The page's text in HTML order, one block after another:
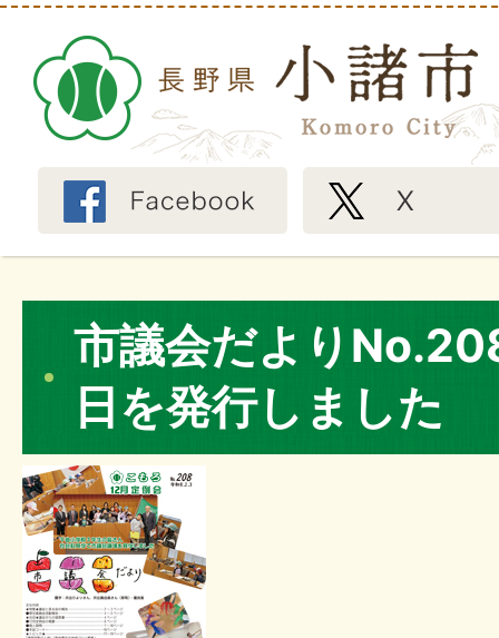
市議会だより
日を発行しました